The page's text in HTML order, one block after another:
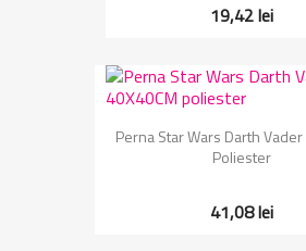
19,42 lei
Vizualizare
Perna Star Wars Darth
Poliester
41,08 lei